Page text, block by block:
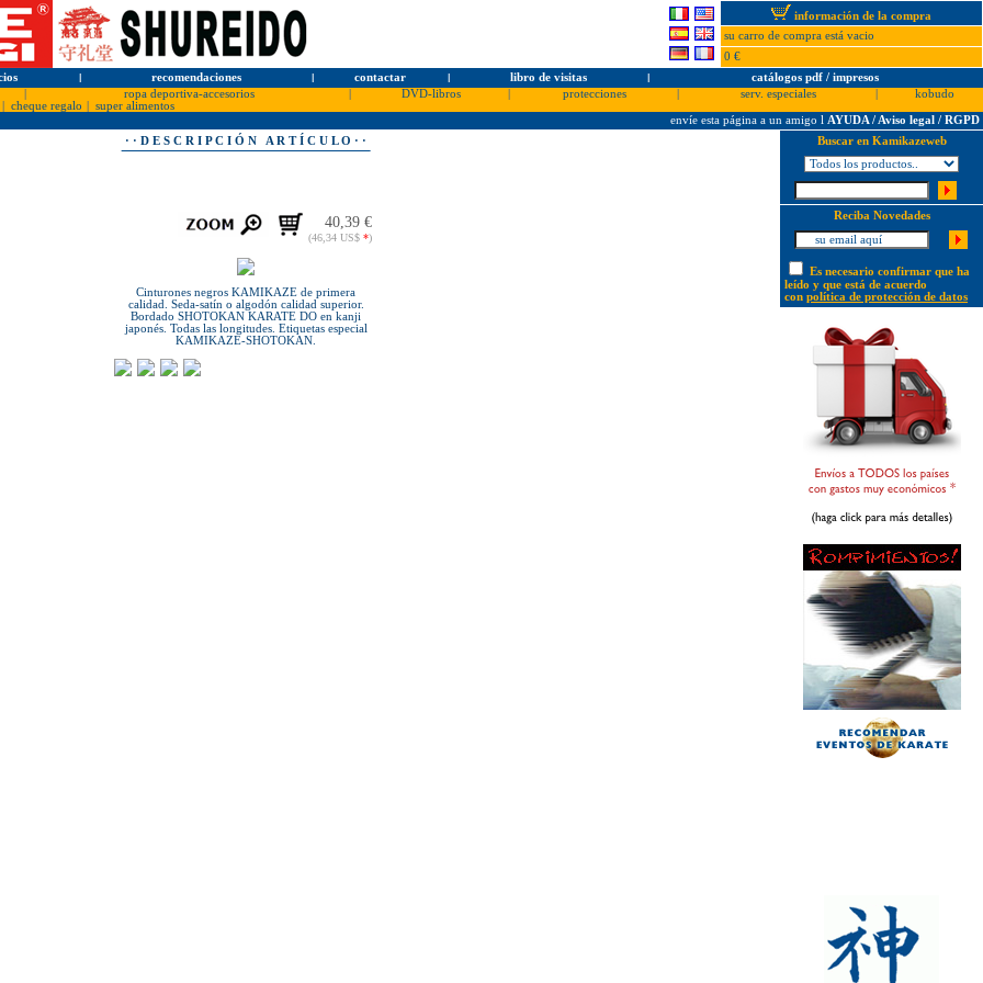
información de la compra
su carro de compra está vacio
0 €
l recomendaciones l contactar l libro de visitas l
catálogos pdf / impresos
ropa deportiva-accesorios DVD-libros protecciones serv. especiales
kobudo
cheque regalo
super alimentos
envíe esta página a un amigo l AYUDA / Aviso legal / RGPD
· · D E S C R I P C I Ó N A R T Í C U L O · ·
40,39 €
(46,34 US$ *)
Cinturones negros KAMIKAZE de primera
calidad. Seda-satín o algodón calidad superior.
Bordado SHOTOKAN KARATE DO en kanji
japonés. Todas las longitudes. Etiquetas especial
KAMIKAZE-SHOTOKAN.
Buscar en Kamikazeweb
Reciba Novedades
Es necesario confirmar que ha
leído y que está de acuerdo
con política de protección de datos